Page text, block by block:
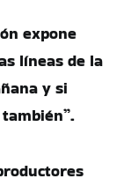
expone
líneas de la
y si